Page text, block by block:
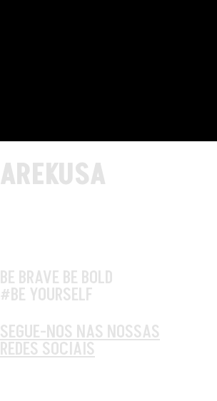
AREKUSA
BE BRAVE BE BOLD
#BE YOURSELF
SEGUE-NOS NAS NOSSAS
REDES SOCIAIS